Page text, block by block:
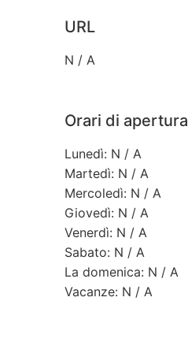
URL
N / A
Orari di apertura
Lunedì: N / A
Martedì: N / A
Mercoledì: N / A
Giovedì: N / A
Venerdì: N / A
Sabato: N / A
La domenica: N / A
Vacanze: N / A